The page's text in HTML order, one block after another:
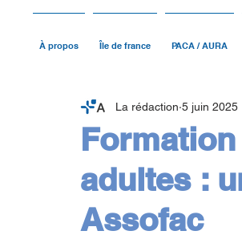
À propos Île de france PACA / AURA
adultes :
Assofac
La rédaction 5 juin 2025